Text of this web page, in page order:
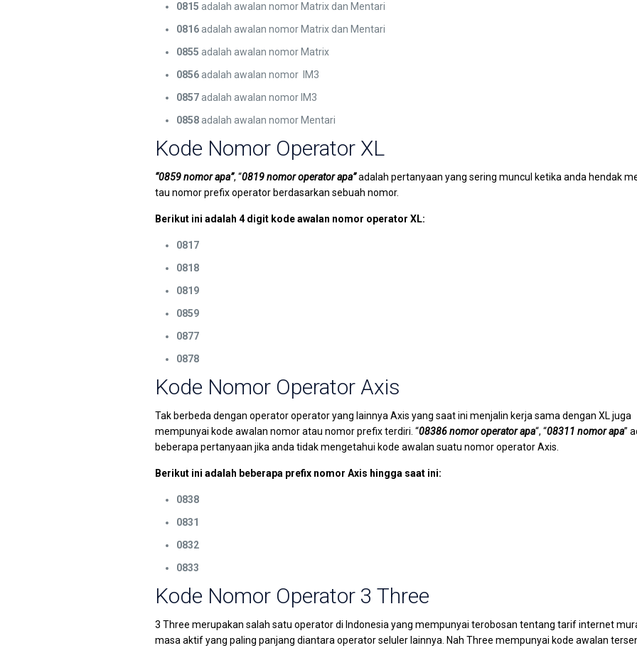
0815 adalah awalan nomor Matrix dan Mentari
0816 adalah awalan nomor Matrix dan Mentari
0855 adalah awalan nomor Matrix
0856 adalah awalan nomor IM3
0857 adalah awalan nomor IM3
0858 adalah awalan nomor Mentari
Kode Nomor Operator XL
“0859 nomor apa”, “0819 nomor operator apa”adalah pertanyaan yang sering muncul ketika anda hendak
tau nomor prefix operator berdasarkan sebuah nomor.
Berikut ini adalah 4 digit kode awalan nomor operator XL:
0817
0818
0819
0859
0877
0878
Kode Nomor Operator Axis
Tak berbeda dengan operator operator yang lainnya Axis yang saat ini menjalin kerja sama dengan XL juga
mempunyai kode awalan nomor atau nomor prefix terdiri. “08386 nomor operator apa“, “08311 nomor apa”
beberapa pertanyaan jika anda tidak mengetahui kode awalan suatu nomor operator Axis.
Berikut ini adalah beberapa prefix nomor Axis hingga saat ini:
0838
0831
0832
0833
Kode Nomor Operator 3 Three
3 Three merupakan salah satu operator di Indonesia yang mempunyai terobosan tentang tarif internet
masa aktif yang paling panjang diantara operator seluler lainnya. Nah Three mempunyai kode awalan